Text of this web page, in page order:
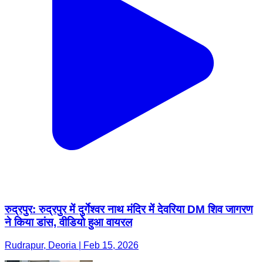
रुद्रपुर: रुद्रपुर में दुर्गेश्वर नाथ मंदिर में देवरिया DM शिव जागरण
ने किया डांस, वीडियो हुआ वायरल
Rudrapur, Deoria | Feb 15, 2026